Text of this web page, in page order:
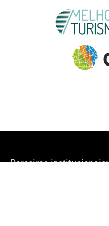
Parceiros institucionais: